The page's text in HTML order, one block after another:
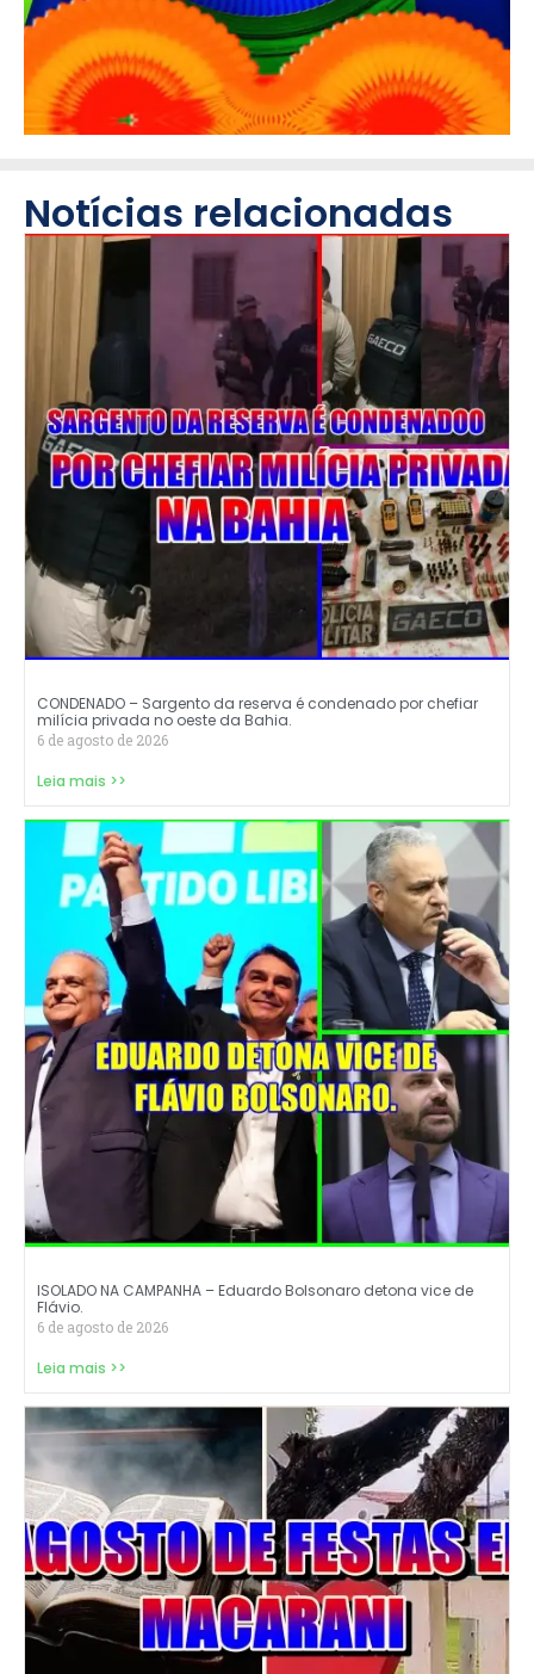
Notícias relacionadas
CONDENADO – Sargento da reserva é condenado por chefiar
milícia privada no oeste da Bahia.
6 de agosto de 2026
Leia mais >>
ISOLADO NA CAMPANHA – Eduardo Bolsonaro detona vice de
Flávio.
6 de agosto de 2026
Leia mais >>